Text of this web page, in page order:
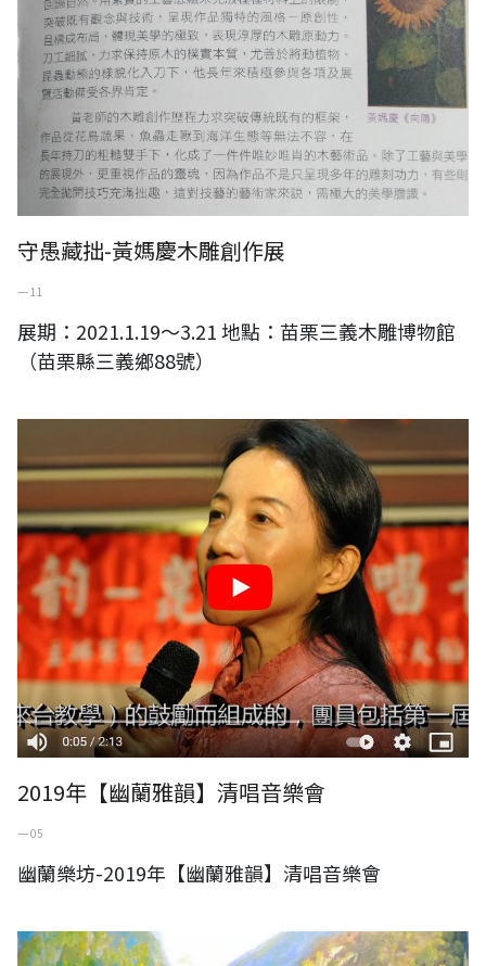
守愚藏拙-黃媽慶木雕創作展
一 11
展期：2021.1.19～3.21 地點：苗栗三義木雕博物館
（苗栗縣三義鄉88號）
2019年【幽蘭雅韻】清唱音樂會
一 05
幽蘭樂坊-2019年【幽蘭雅韻】清唱音樂會
黃秋燕2019-2020水彩、油畫作品